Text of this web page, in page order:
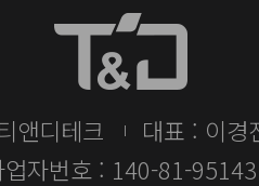
앤디테크
대표 : 이경
업자번호 : 140-81-95143